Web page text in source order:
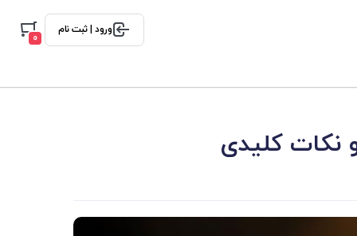
ورود | ثبت نام
0
نکات کلیدی